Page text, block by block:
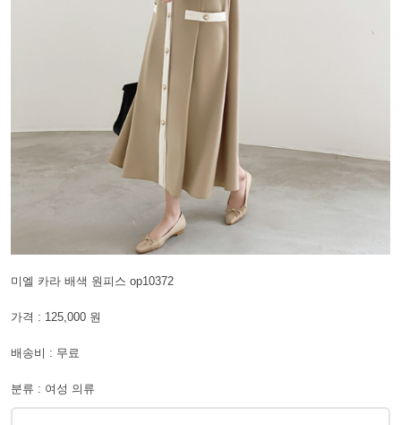
미엘 카라 배색 원피스 op10372
가격 : 125,000 원
배송비 : 무료
분류 : 여성 의류